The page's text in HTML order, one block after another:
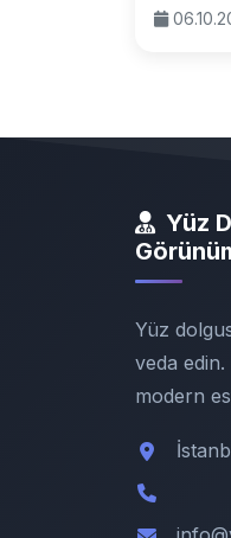
Yüz
Yüz
veda
modern